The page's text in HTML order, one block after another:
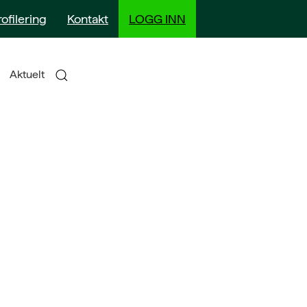
Kontakt LOGG INN
Aktuelt